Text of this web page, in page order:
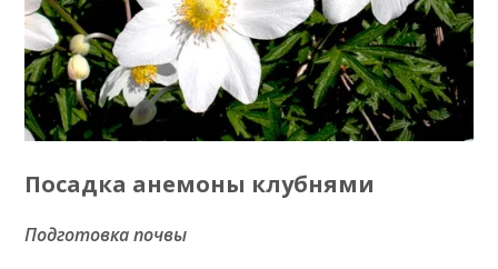
Посадка анемоны клубнями
Подготовка почвы